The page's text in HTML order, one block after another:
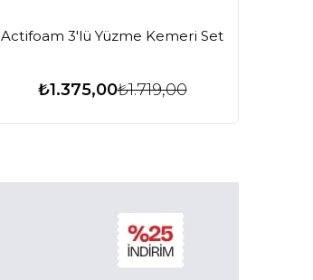
Actifoam 3'lü Yüzme Kemeri Set
₺1.375,00₺1.719,00